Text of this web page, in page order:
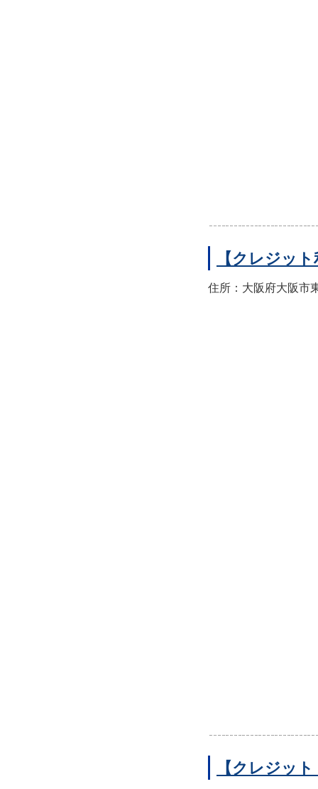
【クレジッ
住所：大阪府大阪市
【クレジッ